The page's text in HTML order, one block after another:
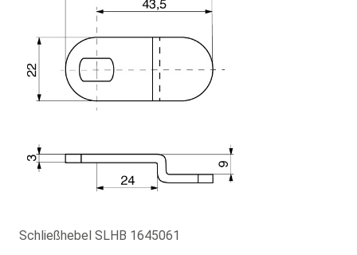
Schließhebel SLHB 1645061